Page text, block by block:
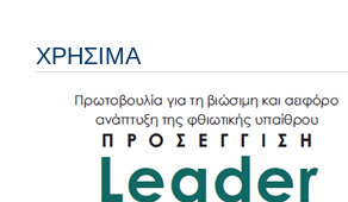
ΧΡΗΣΙΜΑ